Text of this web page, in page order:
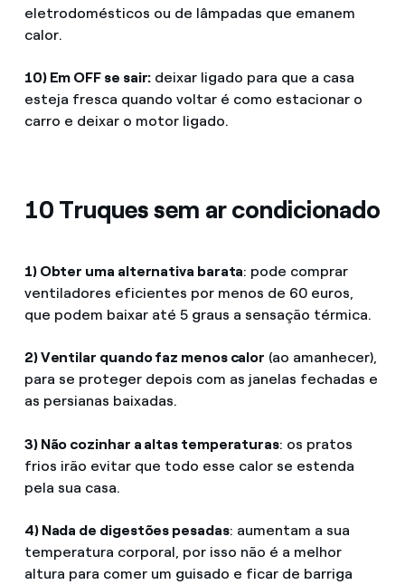
eletrodomésticos ou de lâmpadas que emanem
calor.
10) Em OFF se sair: deixar ligado para que a casa
esteja fresca quando voltar é como estacionar o
carro e deixar o motor ligado.
10 Truques sem ar condicionado
1) Obter uma alternativa barata: pode comprar
ventiladores eficientes por menos de 60 euros,
que podem baixar até 5 graus a sensação térmica.
2) Ventilar quando faz menos calor (ao amanhecer),
para se proteger depois com as janelas fechadas e
as persianas baixadas.
3) Não cozinhar a altas temperaturas: os pratos
frios irão evitar que todo esse calor se estenda
pela sua casa.
4) Nada de digestões pesadas: aumentam a sua
temperatura corporal, por isso não é a melhor
altura para comer um guisado e ficar de barriga